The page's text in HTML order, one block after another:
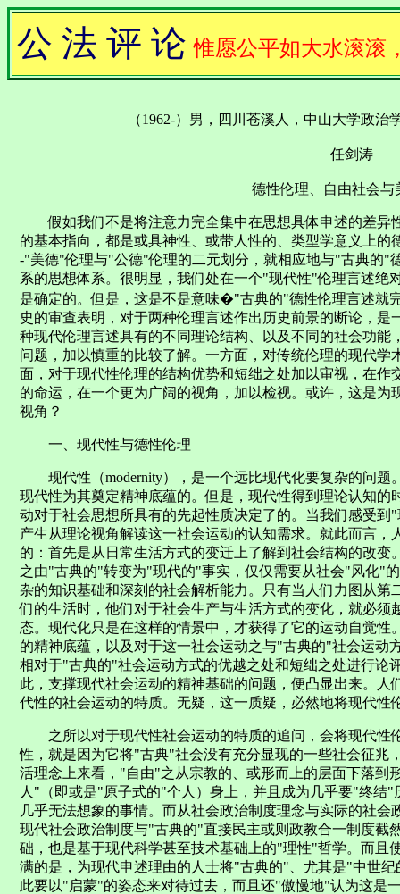
公 法 评 论 惟愿公平如大水滚滚
（1962-）男，四川苍溪人，中山大学政
任剑涛
德性伦理、自由社会与
假如我们不是将注意力完全集中在思想具体申述的差异
的基本指向，都是或具神性、或带人性的、类型学意义上
-"美德"伦理与"公德"伦理的二元划分，就相应地与"古典的"
系的思想体系。很明显，我们处在一个"现代性"伦理言述绝
是确定的。但是，这是不是意味�"古典的"德性伦理言述就
史的审查表明，对于两种伦理言述作出历史前景的断论，
种现代伦理言述具有的不同理论结构、以及不同的社会功
问题，加以慎重的比较了解。一方面，对传统伦理的现代
面，对于现代性伦理的结构优势和短绌之处加以审视，在
的命运，在一个更为广阔的视角，加以检视。或许，这是
视角？
一、现代性与德性伦理
现代性（modernity），是一个远比现代化要复杂的问题
现代性为其奠定精神底蕴的。但是，现代性得到理论认知
动对于社会思想所具有的先起性质决定了的。当我们感受
产生从理论视角解读这一社会运动的认知需求。就此而言
的：首先是从日常生活方式的变迁上了解到社会结构的改
之由"古典的"转变为"现代的"事实，仅仅需要从社会"风化"
杂的知识基础和深刻的社会解析能力。只有当人们力图从
们的生活时，他们对于社会生产与生活方式的变化，就必须
态。现代化只是在这样的情景中，才获得了它的运动自觉
的精神底蕴，以及对于这一社会运动之与"古典的"社会运动
相对于"古典的"社会运动方式的优越之处和短绌之处进行论
此，支撑现代社会运动的精神基础的问题，便凸显出来。
代性的社会运动的特质。无疑，这一质疑，必然地将现代性
之所以对于现代性社会运动的特质的追问，会将现代性
性，就是因为它将"古典"社会没有充分显现的一些社会征兆
活理念上来看，"自由"之从宗教的、或形而上的层面下落到
人"（即或是"原子式的"个人）身上，并且成为几乎要"终结
几乎无法想象的事情。而从社会政治制度理念与实际的社
现代社会政治制度与"古典的"直接民主或则政教合一制度截
础，也是基于现代科学甚至技术基础上的"理性"哲学。而且
满的是，为现代申述理由的人士将"古典的"、尤其是"中世
此要以"启蒙"的姿态来对待过去，而且还"傲慢地"认为这是